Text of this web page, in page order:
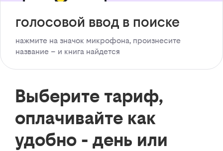
голосовой ввод в поиске
нажмите на значок микрофона, произнесите
название – и книга найдется
Выберите тариф,
оплачивайте как
удобно - день или